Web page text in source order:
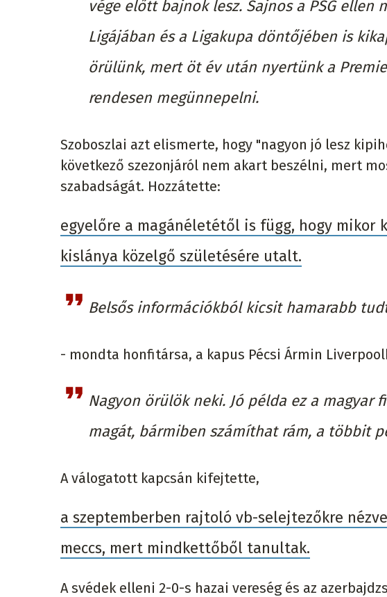
vége előtt bajnok lesz. Sajnos a PSG
Ligájában és a Ligakupa döntőjében is
örülünk, mert öt év után nyertünk a
rendesen megünnepelni.
Szoboszlai azt elismerte, hogy "nagyon jó lesz
következő szezonjáról nem akart beszélni, mert
szabadságát. Hozzátette:
egyelőre a magánéletétől is függ, hogy mikor
kislánya közelgő születésére utalt.
Belsős információkból kicsit hamarabb
- mondta honfitársa, a kapus Pécsi Ármin
Nagyon örülök neki. Jó példa ez a
magát, bármiben számíthat rám, a többit
A válogatott kapcsán kifejtette,
a szeptemberben rajtoló vb-selejtezőkre
meccs, mert mindkettőből tanultak.
A svédek elleni 2-0-s hazai vereség és az